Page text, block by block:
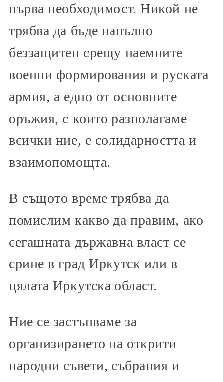
първа необходимост. Никой не
трябва да бъде напълно
беззащитен срещу наемните
военни формирования и руската
армия, а едно от основните
оръжия, с които разполагаме
всички ние, е солидарността и
взаимопомощта.
В същото време трябва да
помислим какво да правим, ако
сегашната държавна власт се
срине в град Иркутск или в
цялата Иркутска област.
Ние се застъпваме за
организирането на открити
народни съвети, събрания и